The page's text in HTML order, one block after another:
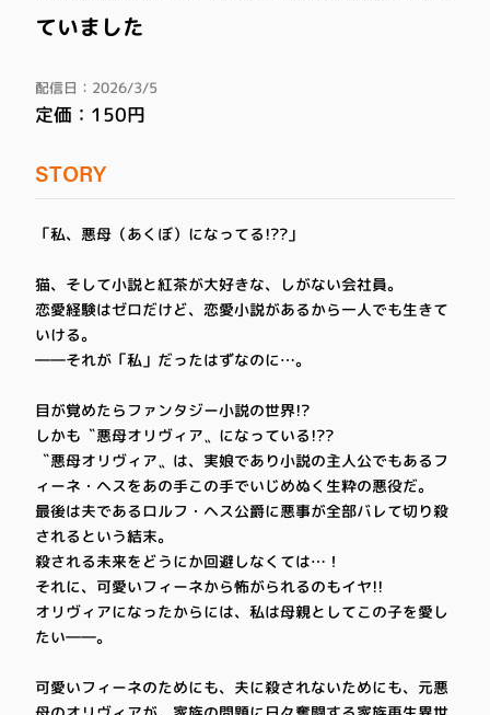
ていました
配信日：2026/3/5
定価：150円
STORY
「私、悪母（あくぼ）になってる!??」
猫、そして小説と紅茶が大好きな、しがない会社員。
恋愛経験はゼロだけど、恋愛小説があるから一人でも生きて
いける。
――それが「私」だったはずなのに…。
目が覚めたらファンタジー小説の世界!?
しかも〝悪母オリヴィア〟になっている!??
〝悪母オリヴィア〟は、実娘であり小説の主人公でもあるフ
ィーネ・ヘスをあの手この手でいじめぬく生粋の悪役だ。
最後は夫であるロルフ・ヘス公爵に悪事が全部バレて切り殺
されるという結末。
殺される未来をどうにか回避しなくては…！
それに、可愛いフィーネから怖がられるのもイヤ!!
オリヴィアになったからには、私は母親としてこの子を愛し
たい――。
可愛いフィーネのためにも、夫に殺されないためにも、元悪